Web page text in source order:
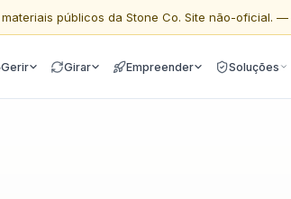
públicos da Stone Co. Site não-oficial. —
Gerir Girar Empreender Soluções